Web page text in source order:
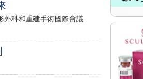
科和重建手術國際會議